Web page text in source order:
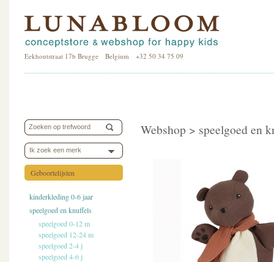
Eekhoutstraat 17b Brugge Belgium +32 50 34 75 09
Ik zoek een merk
Geboortelijsten
kinderkleding 0-6 jaar
speelgoed en knuffels
speelgoed 0-12 m
speelgoed 12-24 m
speelgoed 2-4 j
speelgoed 4-6 j
Webshop > speelgoed en